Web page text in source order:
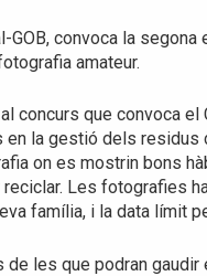
GOB, convoca la
amateur.
concurs que convoca el
la gestió dels
on es mostrin bons
Les fotografies
família, i la data límit
les que podran